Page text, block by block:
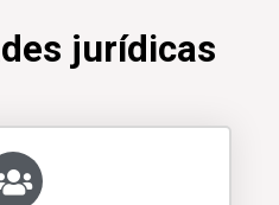
jurídicas